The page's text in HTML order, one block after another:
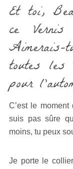
Et toi,
ce
toutes les
pour
C’est le
suis pas sûre
moins, tu peux
Je porte le